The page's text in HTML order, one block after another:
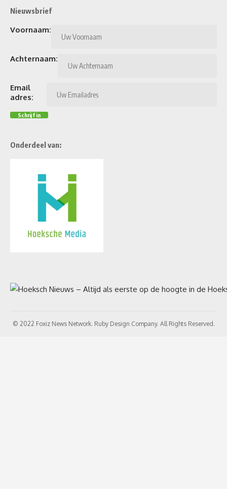
Nieuwsbrief
Voornaam:
Achternaam:
Email
adres:
Onderdeel van:
© 2022 Foxiz News Network. Ruby Design Company. All Rights Reserved.